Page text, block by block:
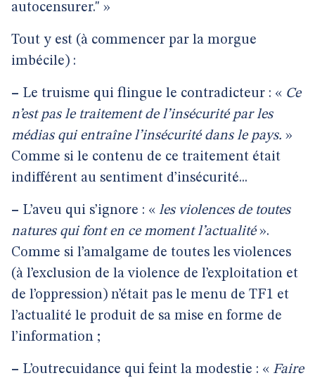
autocensurer." »
Tout y est (à commencer par la morgue
imbécile) :
– Le truisme qui flingue le contradicteur : « Ce
n’est pas le traitement de l’insécurité par les
médias qui entraîne l’insécurité dans le pays. »
Comme si le contenu de ce traitement était
indifférent au sentiment d’insécurité...
– L’aveu qui s’ignore : « les violences de toutes
natures qui font en ce moment l’actualité».
Comme si l’amalgame de toutes les violences
(à l’exclusion de la violence de l’exploitation et
de l’oppression) n’était pas le menu de TF1 et
l’actualité le produit de sa mise en forme de
l’information ;
– L’outrecuidance qui feint la modestie : « Faire